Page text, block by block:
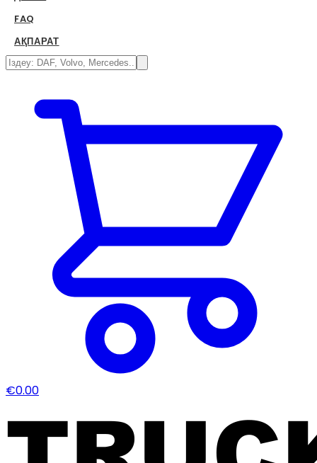
FAQ
АҚПАРАТ
€0.00